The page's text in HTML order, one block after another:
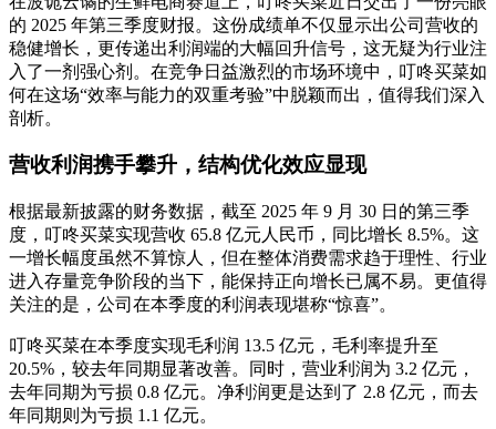
的 2025 年第三季度财报。这份成绩单不仅显示出公司营收的
稳健增长，更传递出利润端的大幅回升信号，这无疑为行业注
入了一剂强心剂。在竞争日益激烈的市场环境中，叮咚买菜如
何在这场“效率与能力的双重考验”中脱颖而出，值得我们深入
剖析。
营收利润携手攀升，结构优化效应显现
根据最新披露的财务数据，截至 2025 年 9 月 30 日的第三季
度，叮咚买菜实现营收 65.8 亿元人民币，同比增长 8.5%。这
一增长幅度虽然不算惊人，但在整体消费需求趋于理性、行业
进入存量竞争阶段的当下，能保持正向增长已属不易。更值得
关注的是，公司在本季度的利润表现堪称“惊喜”。
叮咚买菜在本季度实现毛利润 13.5 亿元，毛利率提升至
20.5%，较去年同期显著改善。同时，营业利润为 3.2 亿元，
去年同期为亏损 0.8 亿元。净利润更是达到了 2.8 亿元，而去
年同期则为亏损 1.1 亿元。